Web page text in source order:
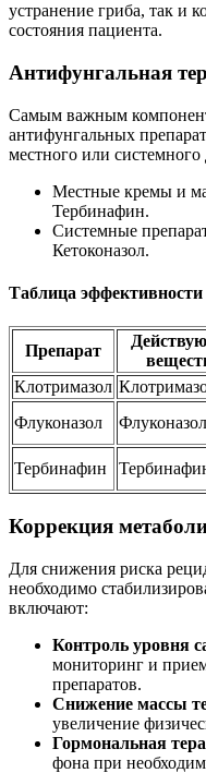
устранение гриба, так и
состояния пациента.
Антифунгальная
Самым важным
антифунгальных
местного или
Местные кремы и
Тербинафин.
Системные
Кетоконазол.
Таблица
Препарат
Клотримазол
Флуконазол
Флуконазол
Тербинафин
Коррекция
Для снижения риска
необходимо
включают:
Контроль уровня
мониторинг и
препаратов.
Снижение массы
увеличение
Гормональная
фона при